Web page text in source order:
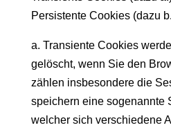
Persistente Cookies (dazu
a. Transiente Cookies
gelöscht, wenn Sie den
zählen insbesondere die
speichern eine sogenannte
welcher sich verschiedene